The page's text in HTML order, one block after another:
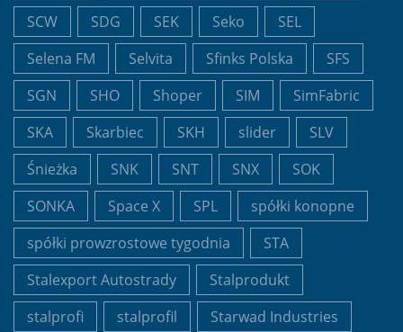
SCW
SDG SEK Seko
SEL
Selena FM
Selvita Sfinks Polska
SFS
SGN
SHO Shoper SIM
SimFabric
SKA
Skarbiec SKH slider
SLV
Śnieżka
SNK SNT SNX
SOK
SONKA
Space X SPL
spółki konopne
spółki prowzrostowe tygodnia
STA
Stalexport Autostrady
Stalprodukt
stalprofi
stalprofil
Starwad Industries